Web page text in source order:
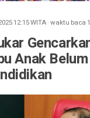
12:15WITA·waktu baca
Anak